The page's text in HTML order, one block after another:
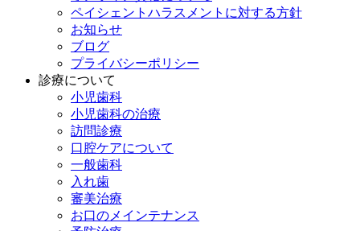
ペイシェントハラスメントに対する方針
お知らせ
ブログ
プライバシーポリシー
診療について
小児歯科
小児歯科の治療
訪問診療
口腔ケアについて
一般歯科
入れ歯
審美治療
お口のメインテナンス